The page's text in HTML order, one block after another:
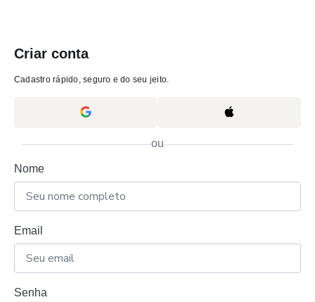
Criar conta
Cadastro rápido, seguro e do seu jeito.
ou
Nome
Email
Senha